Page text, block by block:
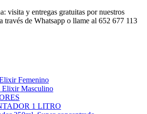
visita y entregas gratuitas por nuestros
través de Whatsapp o llame al 652 677 113
Femenino
Elixir Masculino
1 LITRO